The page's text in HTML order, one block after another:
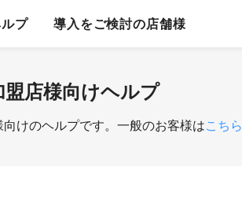
プ 導入をご検討の店舗様
盟店様向けヘルプ
向けのヘルプです。一般のお客様はこちら